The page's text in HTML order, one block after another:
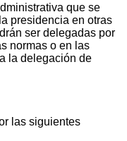
que se
presidencia en otras
ser delegadas por
normas o en las
la delegación de
las siguientes